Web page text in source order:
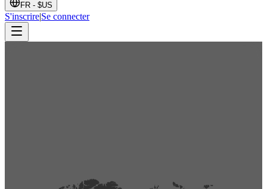
FR - $US
S'inscrire|Se connecter